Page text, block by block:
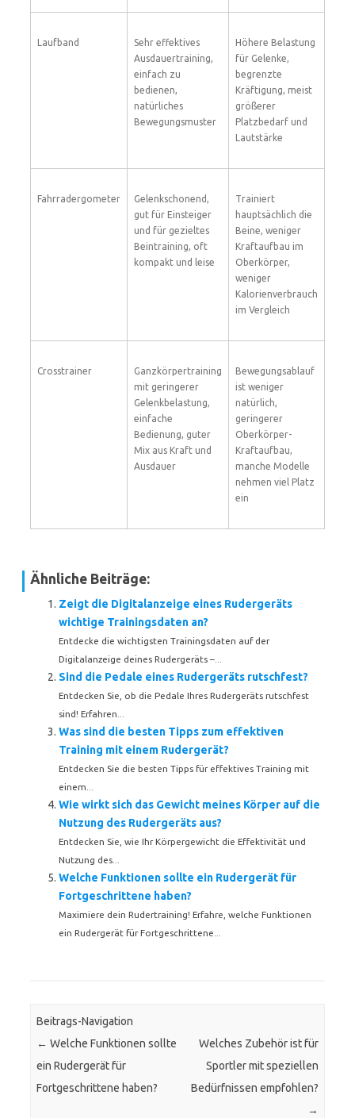
Laufband
Sehr effektives
Ausdauertraining,
einfach zu
bedienen,
natürliches
Bewegungsmuster
Höhere Belastung
für Gelenke,
begrenzte
Kräftigung, meist
größerer
Platzbedarf und
Lautstärke
Fahrradergometer
Gelenkschonend,
gut für Einsteiger
und für gezieltes
Beintraining, oft
kompakt und leise
Trainiert
hauptsächlich die
Beine, weniger
Kraftaufbau im
Oberkörper,
weniger
Kalorienverbrauch
im Vergleich
Crosstrainer
Ganzkörpertraining
mit geringerer
Gelenkbelastung,
einfache
Bedienung, guter
Mix aus Kraft und
Ausdauer
Bewegungsablauf
ist weniger
natürlich,
geringerer
Oberkörper-
Kraftaufbau,
manche Modelle
nehmen viel Platz
ein
Ähnliche Beiträge:
Zeigt die Digitalanzeige eines Rudergeräts
wichtige Trainingsdaten an?
Entdecke die wichtigsten Trainingsdaten auf der
Digitalanzeige deines Rudergeräts –...
Sind die Pedale eines Rudergeräts rutschfest?
Entdecken Sie, ob die Pedale Ihres Rudergeräts rutschfest
sind! Erfahren...
Was sind die besten Tipps zum effektiven
Training mit einem Rudergerät?
Entdecken Sie die besten Tipps für effektives Training mit
einem...
Wie wirkt sich das Gewicht meines Körper auf die
Nutzung des Rudergeräts aus?
Entdecken Sie, wie Ihr Körpergewicht die Effektivität und
Nutzung des...
Welche Funktionen sollte ein Rudergerät für
Fortgeschrittene haben?
Maximiere dein Rudertraining! Erfahre, welche Funktionen
ein Rudergerät für Fortgeschrittene...
Beitrags-Navigation
← Welche Funktionen sollte
ein Rudergerät für
Fortgeschrittene haben?
Welches Zubehör ist für
Sportler mit speziellen
Bedürfnissen empfohlen?
→